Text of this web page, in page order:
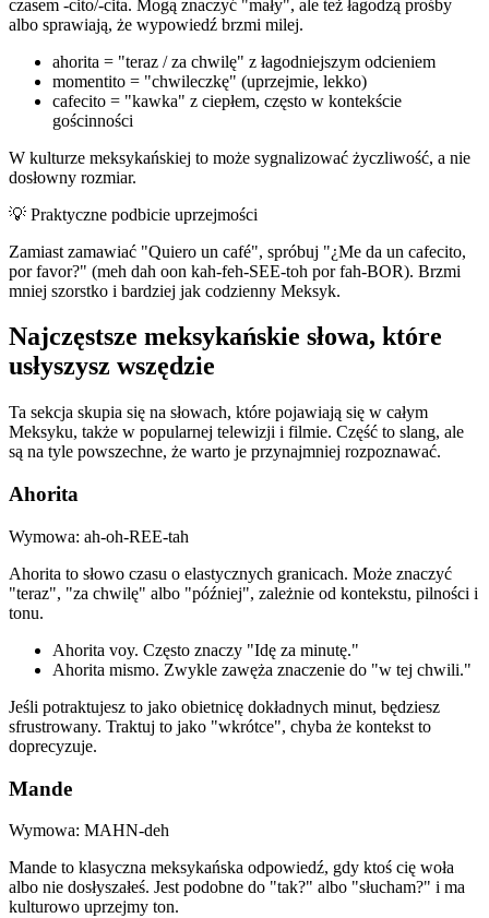
czasem -cito/-cita. Mogą znaczyć "mały", ale też łagodzą prośby
albo sprawiają, że wypowiedź brzmi milej.
ahorita = "teraz / za chwilę" z łagodniejszym odcieniem
momentito = "chwileczkę" (uprzejmie, lekko)
cafecito = "kawka" z ciepłem, często w kontekście
gościnności
W kulturze meksykańskiej to może sygnalizować życzliwość, a nie
dosłowny rozmiar.
💡 Praktyczne podbicie uprzejmości
Zamiast zamawiać "Quiero un café", spróbuj "¿Me da un cafecito,
por favor?" (meh dah oon kah-feh-SEE-toh por fah-BOR). Brzmi
mniej szorstko i bardziej jak codzienny Meksyk.
Najczęstsze meksykańskie słowa, które
usłyszysz wszędzie
Ta sekcja skupia się na słowach, które pojawiają się w całym
Meksyku, także w popularnej telewizji i filmie. Część to slang, ale
są na tyle powszechne, że warto je przynajmniej rozpoznawać.
Ahorita
Wymowa: ah-oh-REE-tah
Ahorita to słowo czasu o elastycznych granicach. Może znaczyć
"teraz", "za chwilę" albo "później", zależnie od kontekstu, pilności i
tonu.
Ahorita voy. Często znaczy "Idę za minutę."
Ahorita mismo. Zwykle zawęża znaczenie do "w tej chwili."
Jeśli potraktujesz to jako obietnicę dokładnych minut, będziesz
sfrustrowany. Traktuj to jako "wkrótce", chyba że kontekst to
doprecyzuje.
Mande
Wymowa: MAHN-deh
Mande to klasyczna meksykańska odpowiedź, gdy ktoś cię woła
albo nie dosłyszałeś. Jest podobne do "tak?" albo "słucham?" i ma
kulturowo uprzejmy ton.